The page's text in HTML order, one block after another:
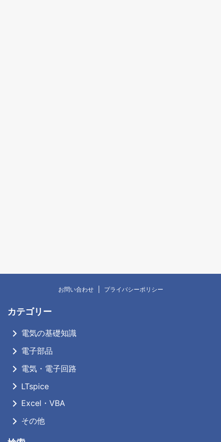
お問い合わせ プライバシーポリシー
カテゴリー
電気の基礎知識
電子部品
電気・電子回路
LTspice
Excel・VBA
その他